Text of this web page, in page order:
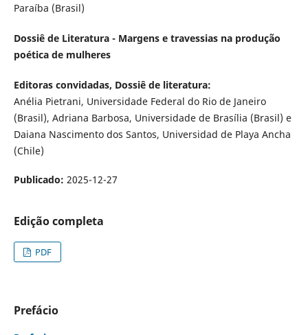
Paraíba (Brasil)
Dossiê de Literatura - Margens e travessias na produção
poética de mulheres
Editoras convidadas, Dossiê de literatura:
Anélia Pietrani, Universidade Federal do Rio de Janeiro
(Brasil), Adriana Barbosa, Universidade de Brasília (Brasil) e
Daiana Nascimento dos Santos, Universidad de Playa Ancha
(Chile)
Publicado: 2025-12-27
Edição completa
PDF
Prefácio